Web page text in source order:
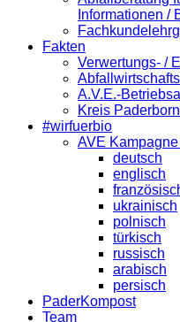
Informationen /
Fakten
Verwertungs- /
A.V.E.-
Kreis
#wirfuerbio
AVE
deutsch
englisch
ukrainisch
polnisch
türkisch
russisch
arabisch
persisch
PaderKompost
Team